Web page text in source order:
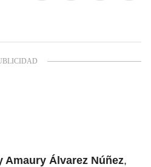
Amaury Álvarez Núñez,